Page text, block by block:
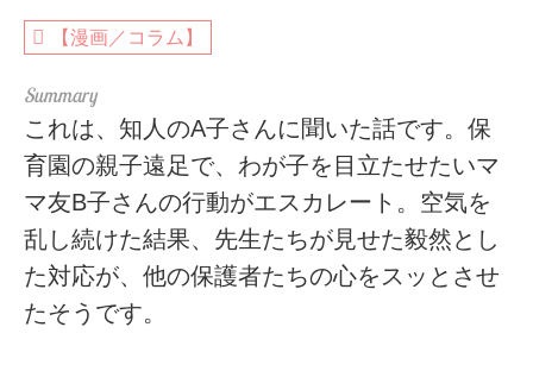
【漫画／コラム】
これは、知人のA子さんに聞いた話です。保
育園の親子遠足で、わが子を目立たせたいマ
マ友B子さんの行動がエスカレート。空気を
乱し続けた結果、先生たちが見せた毅然とし
た対応が、他の保護者たちの心をスッとさせ
たそうです。